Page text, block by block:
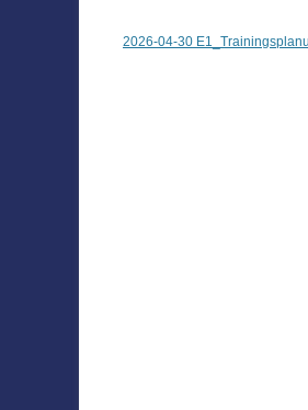
2026-04-30